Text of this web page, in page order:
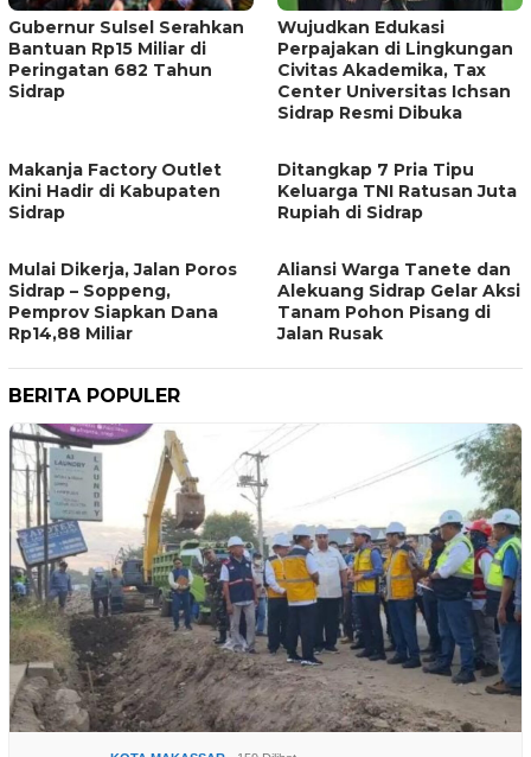
Gubernur Sulsel Serahkan
Bantuan Rp15 Miliar di
Peringatan 682 Tahun
Sidrap
Wujudkan Edukasi
Perpajakan di Lingkungan
Civitas Akademika, Tax
Center Universitas Ichsan
Sidrap Resmi Dibuka
Makanja Factory Outlet
Kini Hadir di Kabupaten
Sidrap
Ditangkap 7 Pria Tipu
Keluarga TNI Ratusan Juta
Rupiah di Sidrap
Mulai Dikerja, Jalan Poros
Sidrap – Soppeng,
Pemprov Siapkan Dana
Rp14,88 Miliar
Aliansi Warga Tanete dan
Alekuang Sidrap Gelar Aksi
Tanam Pohon Pisang di
Jalan Rusak
BERITA POPULER